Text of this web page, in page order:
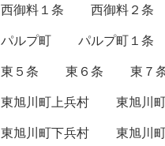
西御料１条
西御料２条
パルプ町
パルプ町１条
東５条
東６条 東７
東旭川町上兵村
東旭川
東旭川町下兵村
東旭川